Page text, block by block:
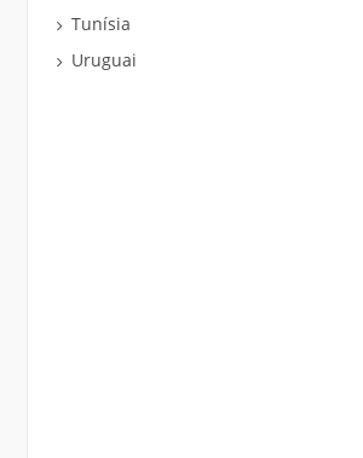
Tunísia
Uruguai